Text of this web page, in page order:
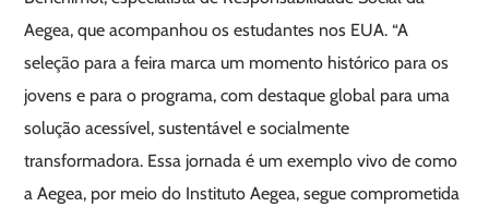
Aegea, que acompanhou os estudantes nos EUA. “A
seleção para a feira marca um momento histórico para os
jovens e para o programa, com destaque global para uma
solução acessível, sustentável e socialmente
transformadora. Essa jornada é um exemplo vivo de como
a Aegea, por meio do Instituto Aegea, segue comprometida